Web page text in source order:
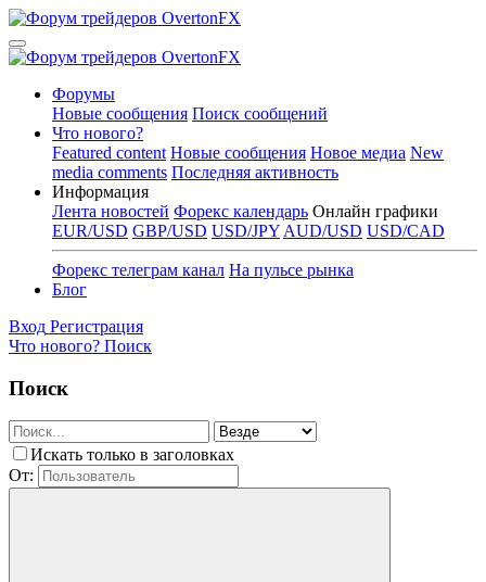
Форумы
Новые сообщения Поиск сообщений
Что нового?
Featured content Новые сообщения Новое медиа New
media comments Последняя активность
Информация
Лента новостей Форекс календарь Онлайн графики
EUR/USD GBP/USD USD/JPY AUD/USD USD/CAD
Форекс телеграм канал На пульсе рынка
Блог
Вход Регистрация
Что нового? Поиск
Поиск
Искать только в заголовках
От: